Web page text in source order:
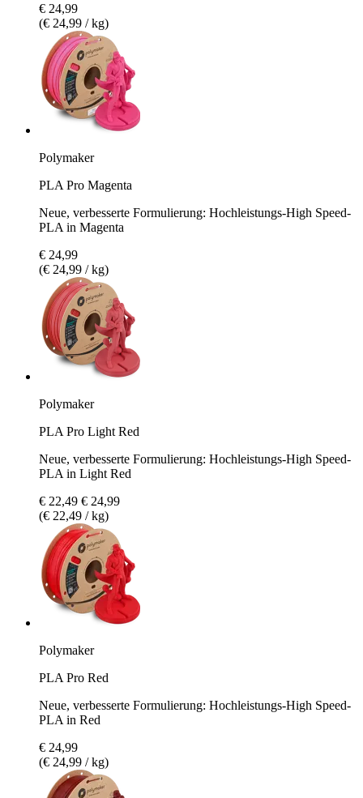
€ 24,99
(€ 24,99 / kg)
Polymaker
PLA Pro Magenta
Neue, verbesserte Formulierung: Hochleistungs-High Speed-
PLA in Magenta
€ 24,99
(€ 24,99 / kg)
Polymaker
PLA Pro Light Red
Neue, verbesserte Formulierung: Hochleistungs-High Speed-
PLA in Light Red
€ 22,49 € 24,99
(€ 22,49 / kg)
Polymaker
PLA Pro Red
Neue, verbesserte Formulierung: Hochleistungs-High Speed-
PLA in Red
€ 24,99
(€ 24,99 / kg)